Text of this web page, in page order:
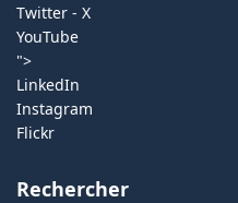
Twitter - X
YouTube
">
LinkedIn
Instagram
Flickr
Rechercher